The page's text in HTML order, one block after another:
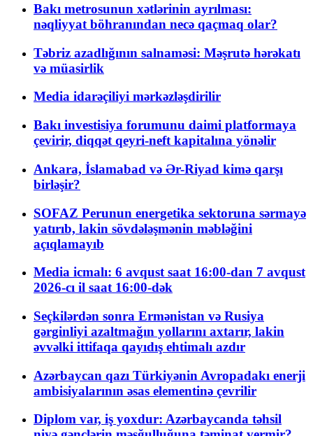
Bakı metrosunun xətlərinin ayrılması:
nəqliyyat böhranından necə qaçmaq olar?
Təbriz azadlığının salnaməsi: Məşrutə hərəkatı
və müasirlik
Media idarəçiliyi mərkəzləşdirilir
Bakı investisiya forumunu daimi platformaya
çevirir, diqqət qeyri-neft kapitalına yönəlir
Ankara, İslamabad və Ər-Riyad kimə qarşı
birləşir?
SOFAZ Perunun energetika sektoruna sərmayə
yatırıb, lakin sövdələşmənin məbləğini
açıqlamayıb
Media icmalı: 6 avqust saat 16:00-dan 7 avqust
2026-cı il saat 16:00-dək
Seçkilərdən sonra Ermənistan və Rusiya
gərginliyi azaltmağın yollarını axtarır, lakin
əvvəlki ittifaqa qayıdış ehtimalı azdır
Azərbaycan qazı Türkiyənin Avropadakı enerji
ambisiyalarının əsas elementinə çevrilir
Diplom var, iş yoxdur: Azərbaycanda təhsil